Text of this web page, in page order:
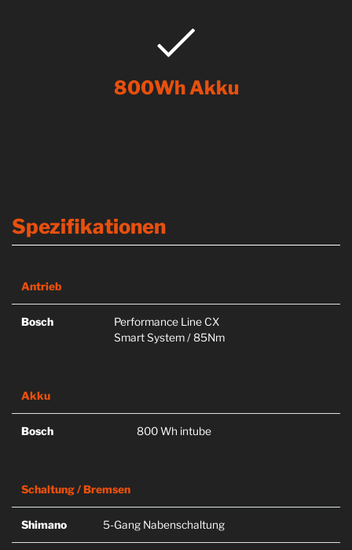
800Wh Akku
Spezifikationen
Antrieb
Bosch
Performance Line CX
Smart System / 85Nm
Akku
Bosch 800 Wh intube
Schaltung / Bremsen
Shimano 5-Gang Nabenschaltung